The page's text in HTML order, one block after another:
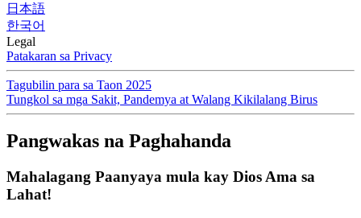
日本語
한국어
Legal
Patakaran sa Privacy
Tagubilin para sa Taon 2025
Tungkol sa mga Sakit, Pandemya at Walang Kikilalang Birus
Pangwakas na Paghahanda
Mahalagang Paanyaya mula kay Dios Ama sa
Lahat!